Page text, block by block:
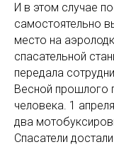
И в этом случае
самостоятельно
место на
спасательной
передала
Весной прошлого
человека. 1
два
Спасатели